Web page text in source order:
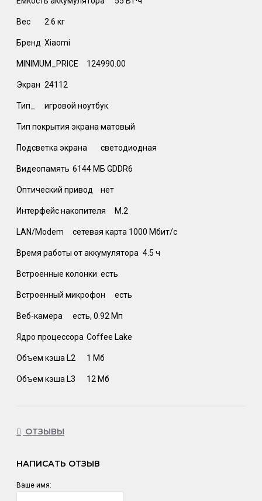
Вес 2.6 кг
Бренд Xiaomi
MINIMUM_PRICE 124990.00
Экран 24112
Тип_ игровой ноутбук
Тип покрытия экрана матовый
Подсветка экрана светодиодная
Видеопамять 6144 МБ GDDR6
Оптический привод нет
Интерфейс накопителя M.2
LAN/Modem сетевая карта 1000 Мбит/c
Время работы от аккумулятора 4.5 ч
Встроенные колонки есть
Встроенный микрофон есть
Веб-камера есть, 0.92 Мп
Ядро процессора Coffee Lake
Объем кэша L2 1 Мб
Объем кэша L3 12 Мб
ОТЗЫВЫ
НАПИСАТЬ ОТЗЫВ
Ваше имя: